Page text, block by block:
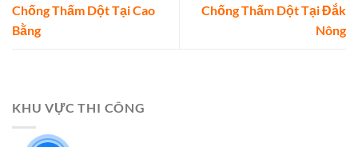
Chống Thấm Dột Tại Cao
Bằng
Chống Thấm Dột Tại Đắk
Nông
KHU VỰC THI CÔNG